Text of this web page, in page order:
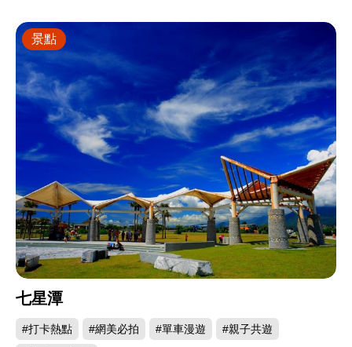
七星潭
#打卡熱點 #網美必拍 #單車漫遊 #親子共遊
景點